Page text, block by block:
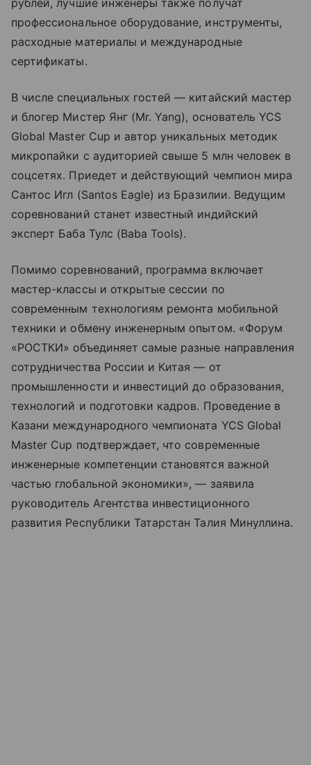
рублей, лучшие инженеры также получат
профессиональное оборудование, инструменты,
расходные материалы и международные
сертификаты.
В числе специальных гостей — китайский мастер
и блогер Мистер Янг (Mr. Yang), основатель YCS
Global Master Cup и автор уникальных методик
микропайки с аудиторией свыше 5 млн человек в
соцсетях. Приедет и действующий чемпион мира
Сантос Игл (Santos Eagle) из Бразилии. Ведущим
соревнований станет известный индийский
эксперт Баба Тулс (Baba Tools).
Помимо соревнований, программа включает
мастер-классы и открытые сессии по
современным технологиям ремонта мобильной
техники и обмену инженерным опытом. «Форум
«РОСТКИ» объединяет самые разные направления
сотрудничества России и Китая — от
промышленности и инвестиций до образования,
технологий и подготовки кадров. Проведение в
Казани международного чемпионата YCS Global
Master Cup подтверждает, что современные
инженерные компетенции становятся важной
частью глобальной экономики», — заявила
руководитель Агентства инвестиционного
развития Республики Татарстан Талия Минуллина.